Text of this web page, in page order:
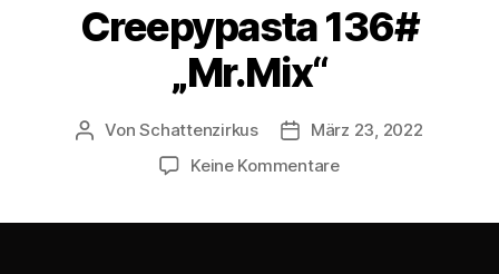
Creepypasta 136#
„Mr.Mix“
Beitragsautor
VonSchattenzirkus Beitragsdatum
März 23, 2022
Keine Kommentarezu